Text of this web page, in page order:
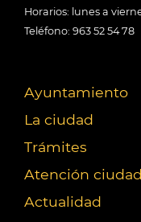
Horarios: lunes a
Teléfono: 963 52 54 78
Ayuntamiento
La ciudad
Trámites
Atención
Actualidad